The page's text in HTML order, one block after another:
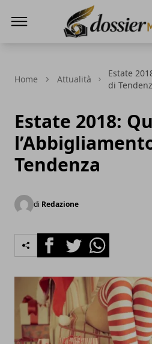
Home Attualità
Estate
di
Estate 2018:
Tendenza
di Redazione
FacebookTwitterWhatsapp